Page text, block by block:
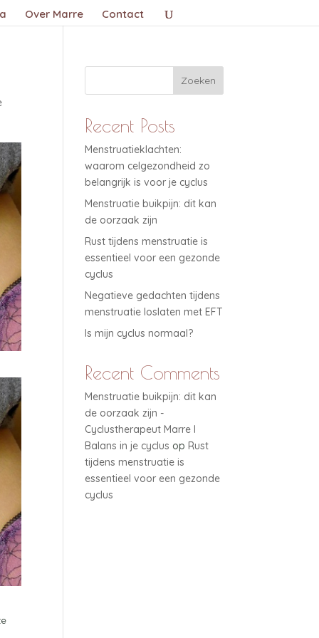
Over Marre Contact
Zoeken
Recent Posts
Menstruatieklachten:
waarom celgezondheid zo
belangrijk is voor je cyclus
Menstruatie buikpijn: dit kan
de oorzaak zijn
Rust tijdens menstruatie is
essentieel voor een gezonde
cyclus
Negatieve gedachten tijdens
menstruatie loslaten met EFT
Is mijn cyclus normaal?
Recent Comments
Menstruatie buikpijn: dit kan
de oorzaak zijn -
Cyclustherapeut Marre I
Balans in je cyclus opRust
tijdens menstruatie is
essentieel voor een gezonde
cyclus